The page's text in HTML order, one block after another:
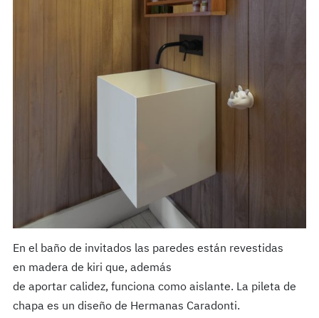
En el baño de invitados las paredes están revestidas
en madera de kiri que, además
de aportar calidez, funciona como aislante. La pileta de
chapa es un diseño de Hermanas Caradonti.